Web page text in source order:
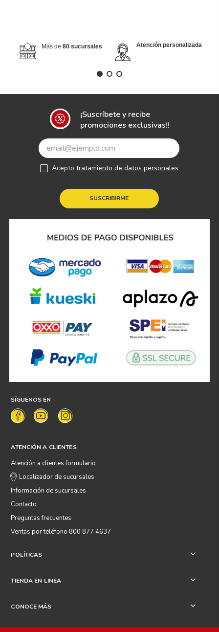
Más de 80 sucursales Atención personalizada
¡Suscríbete y recibe
promociones exclusivas!!
SUSCRIBIRME
Acepto tratamiento de datos personales
SÍGUENOS EN
ATENCIÓN A CLIENTES
Atención a clientes formulario
Localizador de sucursales
Información de sucursales
Contacto
Preguntas frecuentes
Ventas por teléfono 800 877 4637
POLÍTICAS +
TIENDA EN LINEA +
CONOCE MÁS +